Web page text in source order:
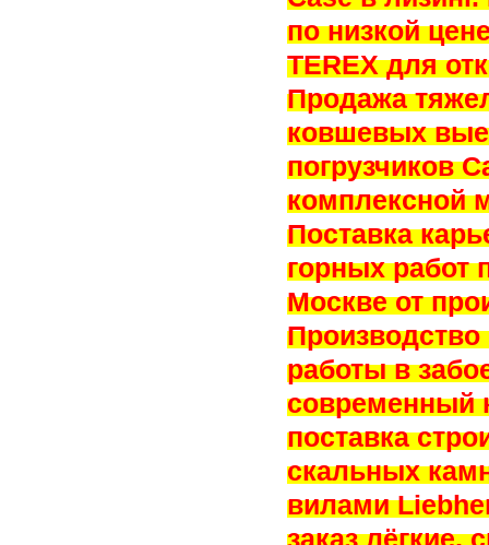
по низкой
TEREX для
Продажа
ковшевых
погрузчиков
комплексной
Поставка
горных работ
Москве от
Производство
работы в
современный
поставка
скальных
вилами
заказ